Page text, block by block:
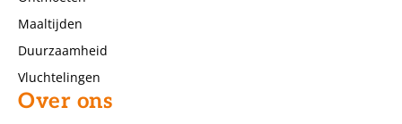
Maaltijden
Duurzaamheid
Vluchtelingen
Over ons